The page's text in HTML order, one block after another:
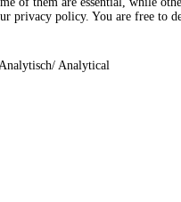
privacy policy. You are free to
Analytisch/ Analytical